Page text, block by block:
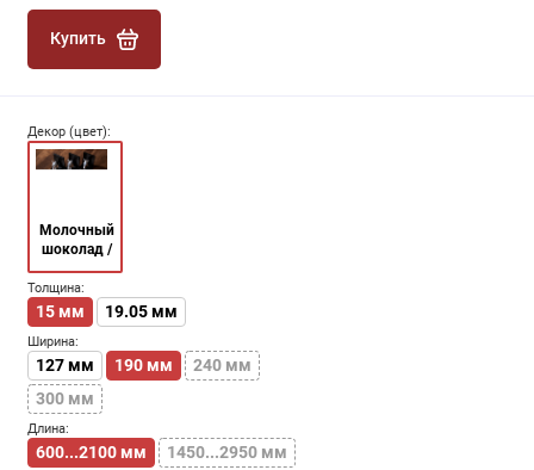
Купить
Декор (цвет):
Молочный
шоколад /
Milk
chocolate
Толщина:
15 мм 19.05 мм
Ширина:
127 мм 190 мм
240 мм
300 мм
Длина:
600...2100 мм 1450...2950 мм